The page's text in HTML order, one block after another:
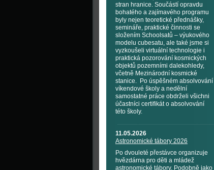
stran hranice. Součástí opravdu
bohatého a zajímavého programu
byly nejen teoretické přednášky,
semináře, praktické činnosti se
složením Schoolsatů – výukového
modelu cubesatu, ale také jsme si
vyzkoušeli virtuální technologie i
praktická pozorování kosmických
objektů pozemními dalekohledy,
včetně Mezinárodní kosmické
stanice. Po úspěšném absolvování
víkendové školy a nedělní
samostatné práce obdrželi všichni
účastníci certifikát o absolvování
této školy.
11.05.2026
Astronomické tábory 2026
Po dvouleté přestávce organizuje
hvězdárna pro děti a mládež
astronomické tábory. Podobně jako